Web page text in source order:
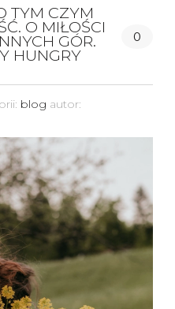
TYM CZYM
O MIŁOŚCI
GÓR.
HUNGRY
0
blog autor: